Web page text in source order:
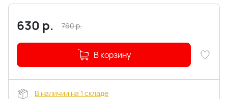
630 р. 760р.
В корзину
В наличии на 1 складе